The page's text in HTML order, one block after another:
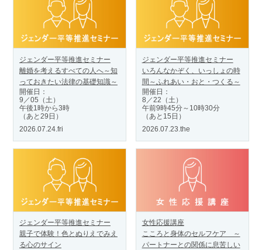
ジェンダー平等推進セミナー
離婚を考えるすべての人へ～知
っておきたい法律の基礎知識～
開催日：
9／05（土）
午後1時から3時
（あと29日）
2026.07.24.fri
ジェンダー平等推進セミナー
いろんなかぞく、いっしょの時
間～ふれあい・おと・つくる～
開催日：
8／22（土）
午前9時45分～10時30分
（あと15日）
2026.07.23.the
ジェンダー平等推進セミナー
親子で体験！色とぬりえでみえ
る心のサイン
女性応援講座
こころと身体のセルフケア ～
パートナーとの関係に息苦しい